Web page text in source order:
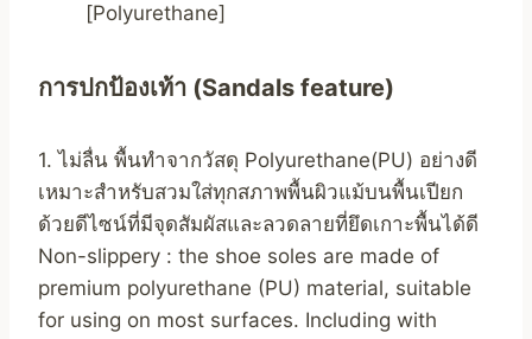
[Polyurethane]
การปกป้องเท้า (Sandals feature)
1. ไม่ลื่น พื้นทำจากวัสดุ Polyurethane(PU) อย่างดี
เหมาะสำหรับสวมใส่ทุกสภาพพื้นผิวแม้บนพื้นเปียก
ด้วยดีไซน์ที่มีจุดสัมผัสและลวดลายที่ยึดเกาะพื้นได้ดี
Non-slippery : the shoe soles are made of
premium polyurethane (PU) material, suitable
for using on most surfaces. Including with